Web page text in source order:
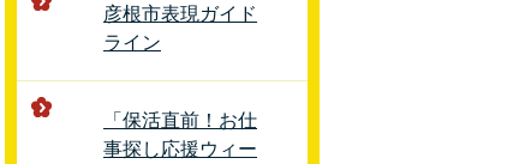
彦根市表現ガイド
ライン
「保活直前！お仕
事探し応援ウィー